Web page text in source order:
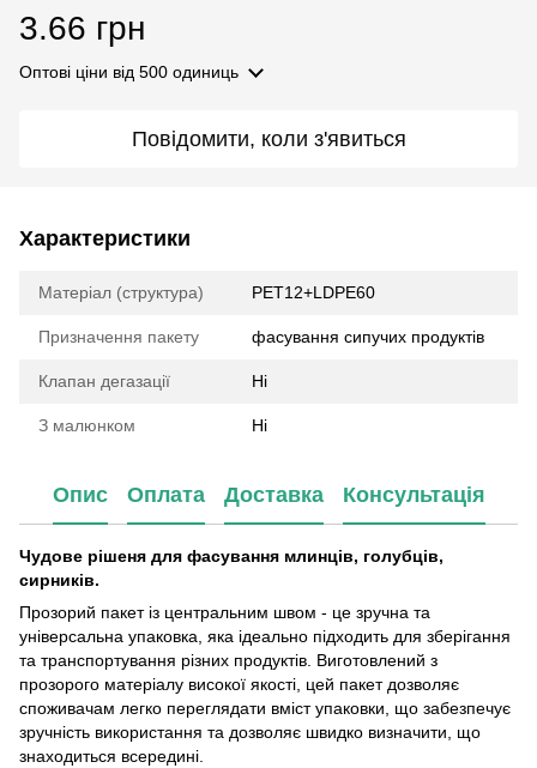
3.66 грн
Оптові ціни від 500 одиниць
Повідомити, коли з'явиться
Характеристики
Матеріал (структура) PET12+LDPE60
Призначення пакету фасування сипучих продуктів
Клапан дегазації Ні
З малюнком Ні
Опис Оплата Доставка Консультація
Чудове рішеня для фасування млинців, голубців,
сирників.
Прозорий пакет із центральним швом - це зручна та
універсальна упаковка, яка ідеально підходить для зберігання
та транспортування різних продуктів. Виготовлений з
прозорого матеріалу високої якості, цей пакет дозволяє
споживачам легко переглядати вміст упаковки, що забезпечує
зручність використання та дозволяє швидко визначити, що
знаходиться всередині.